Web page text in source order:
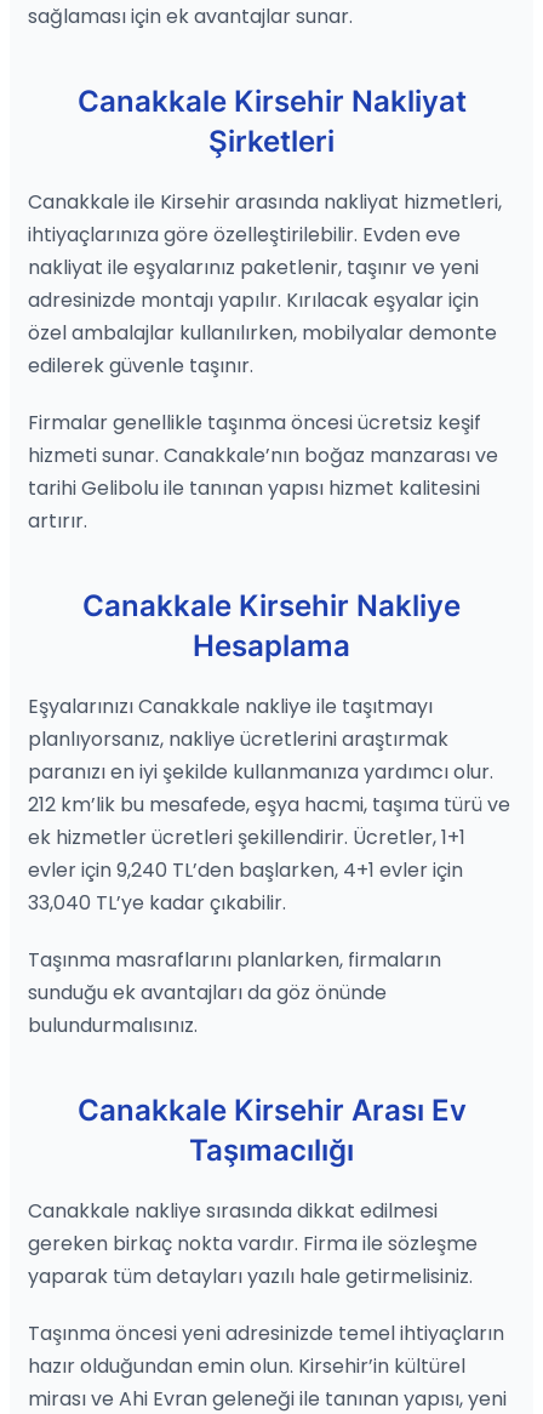
sağlaması için ek avantajlar sunar.
Canakkale Kirsehir Nakliyat
Şirketleri
Canakkale ile Kirsehir arasında nakliyat hizmetleri,
ihtiyaçlarınıza göre özelleştirilebilir. Evden eve
nakliyat ile eşyalarınız paketlenir, taşınır ve yeni
adresinizde montajı yapılır. Kırılacak eşyalar için
özel ambalajlar kullanılırken, mobilyalar demonte
edilerek güvenle taşınır.
Firmalar genellikle taşınma öncesi ücretsiz keşif
hizmeti sunar. Canakkale’nın boğaz manzarası ve
tarihi Gelibolu ile tanınan yapısı hizmet kalitesini
artırır.
Canakkale Kirsehir Nakliye
Hesaplama
Eşyalarınızı Canakkale nakliye ile taşıtmayı
planlıyorsanız, nakliye ücretlerini araştırmak
paranızı en iyi şekilde kullanmanıza yardımcı olur.
212 km’lik bu mesafede, eşya hacmi, taşıma türü ve
ek hizmetler ücretleri şekillendirir. Ücretler, 1+1
evler için 9,240 TL’den başlarken, 4+1 evler için
33,040 TL’ye kadar çıkabilir.
Taşınma masraflarını planlarken, firmaların
sunduğu ek avantajları da göz önünde
bulundurmalısınız.
Canakkale Kirsehir Arası Ev
Taşımacılığı
Canakkale nakliye sırasında dikkat edilmesi
gereken birkaç nokta vardır. Firma ile sözleşme
yaparak tüm detayları yazılı hale getirmelisiniz.
Taşınma öncesi yeni adresinizde temel ihtiyaçların
hazır olduğundan emin olun. Kirsehir’in kültürel
mirası ve Ahi Evran geleneği ile tanınan yapısı, yeni